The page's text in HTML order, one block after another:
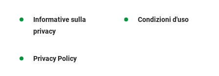
Informative sulla
privacy
Condizioni d'uso
Privacy Policy